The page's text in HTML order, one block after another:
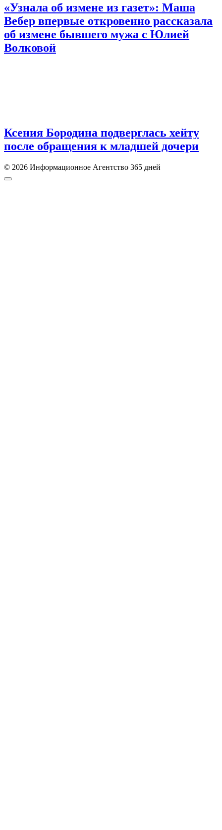
«Узнала об измене из газет»: Маша
Вебер впервые откровенно рассказала
об измене бывшего мужа с Юлией
Волковой
Ксения Бородина подверглась хейту
после обращения к младшей дочери
© 2026 Информационное Агентство 365 дней